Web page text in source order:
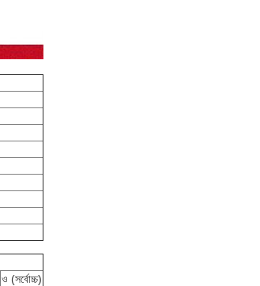
ও (সর্বোচ্চ)